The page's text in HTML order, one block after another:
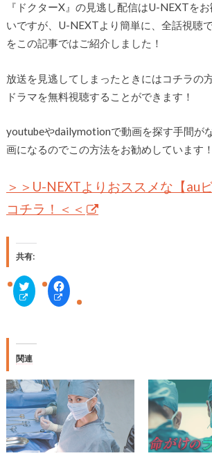
『ドクターX』の見逃し配信はU-NEXTを
いですが、U-NEXTより簡単に、全話視聴
をこの記事ではご紹介しました！
放送を見逃してしまったときにはコチラの
ドラマを無料視聴することができます！
youtubeやdailymotionで動画を探す手間が
画になるのでこの方法をお勧めしています！
＞＞U-NEXTよりおススメな【au
コチラ！＜＜
共有:
ク
リ
ッ
w
i
t
e
r
で
共
有
(
新
し
い
F
a
c
す
る
に
は
ク
リ
ッ
し
関連